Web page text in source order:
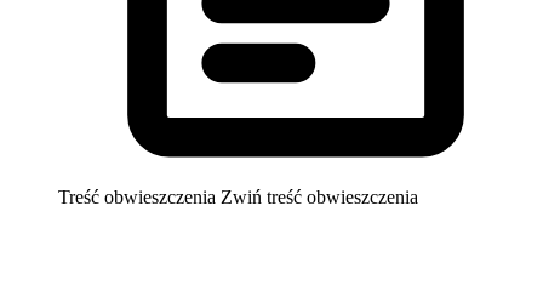
Treść obwieszczenia Zwiń treść obwieszczenia